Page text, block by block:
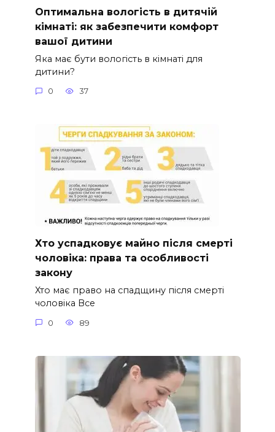
Оптимальна вологість в дитячій
кімнаті: як забезпечити комфорт
вашої дитини
Яка має бути вологість в кімнаті для
дитини?
0 37
Хто успадковує майно після смерті
чоловіка: права та особливості
закону
Хто має право на спадщину після смерті
чоловіка Все
0 89